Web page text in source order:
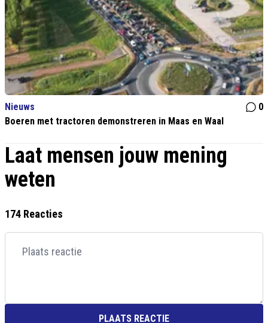
Nieuws
0
Boeren met tractoren demonstreren in Maas en Waal
Laat mensen jouw mening
weten
174 Reacties
PLAATS REACTIE